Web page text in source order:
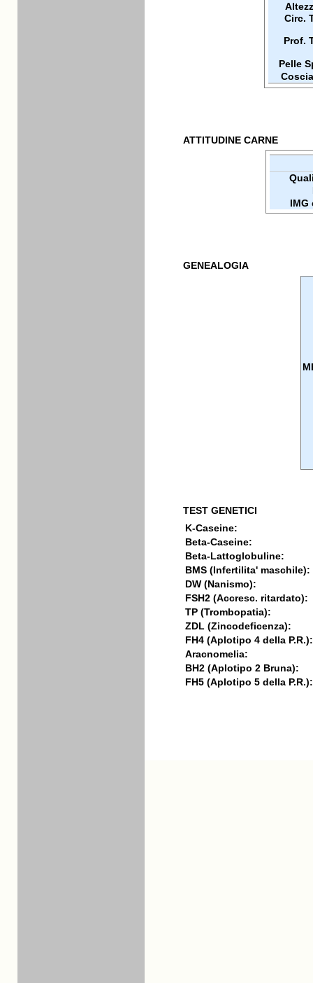
Circ.
Prof.
Pelle
ATTITUDINE CARNE
IMG
GENEALOGIA
TEST GENETICI
K-Caseine:
Beta-Caseine:
Beta-Lattoglobuline:
BMS (Infertilita' maschile):
DW (Nanismo):
FSH2 (Accresc. ritardato):
TP (Trombopatia):
ZDL (Zincodeficenza):
FH4 (Aplotipo 4 della P.R.):
Aracnomelia:
BH2 (Aplotipo 2 Bruna):
FH5 (Aplotipo 5 della P.R.):